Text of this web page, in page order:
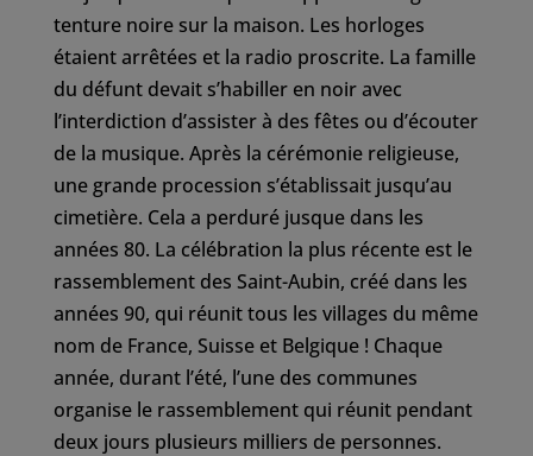
tenture noire sur la maison. Les horloges
étaient arrêtées et la radio proscrite. La famille
du défunt devait s’habiller en noir avec
l’interdiction d’assister à des fêtes ou d’écouter
de la musique. Après la cérémonie religieuse,
une grande procession s’établissait jusqu’au
cimetière. Cela a perduré jusque dans les
années 80. La célébration la plus récente est le
rassemblement des Saint-Aubin, créé dans les
années 90, qui réunit tous les villages du même
nom de France, Suisse et Belgique ! Chaque
année, durant l’été, l’une des communes
organise le rassemblement qui réunit pendant
deux jours plusieurs milliers de personnes.